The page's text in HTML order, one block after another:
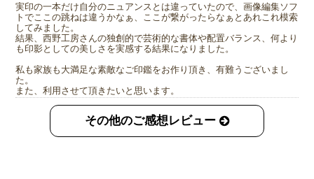
実印の一本だけ自分のニュアンスとは違っていたので、画像編集ソフ
トでここの跳ねは違うかなぁ、ここが繋がったらなぁとあれこれ模索
してみました。
結果、西野工房さんの独創的で芸術的な書体や配置バランス、何より
も印影としての美しさを実感する結果になりました。
私も家族も大満足な素敵なご印鑑をお作り頂き、有難うございまし
た。
また、利用させて頂きたいと思います。
その他のご感想レビュー